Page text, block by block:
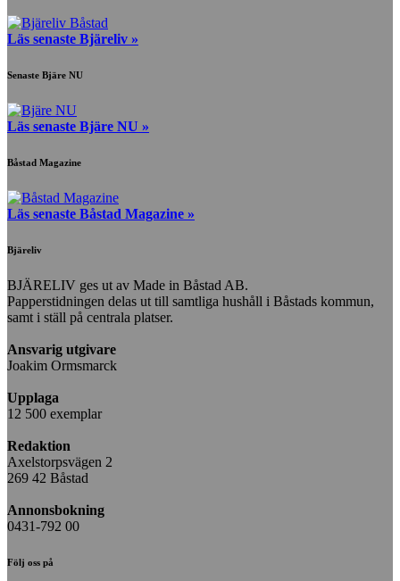
Läs senaste Bjäreliv »
Senaste Bjäre NU
Läs senaste Bjäre NU »
Båstad Magazine
Läs senaste Båstad Magazine »
Bjäreliv
BJÄRELIV ges ut av Made in Båstad AB.
Papperstidningen delas ut till samtliga hushåll i Båstads kommun,
samt i ställ på centrala platser.
Ansvarig utgivare
Joakim Ormsmarck
Upplaga
12 500 exemplar
Redaktion
Axelstorpsvägen 2
269 42 Båstad
Annonsbokning
0431-792 00
Följ oss på